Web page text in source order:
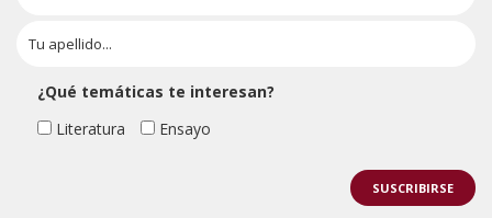
¿Qué temáticas te interesan?
Literatura
Ensayo